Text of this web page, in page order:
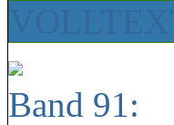
Band 91: